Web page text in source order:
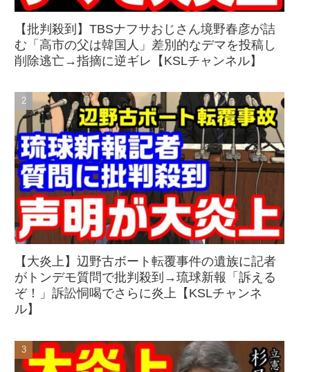
【批判殺到】TBSナフサおじさん境野春彦が詰
む「高市の父は韓国人」差別的なデマを投稿し
削除逃亡→指摘に逆ギレ【KSLチャンネル】
【大炎上】辺野古ボート転覆事件の遺族に記者
がトンデモ質問で批判殺到→琉球新報「訴える
ぞ！」訴訟恫喝でさらに炎上【KSLチャンネ
ル】